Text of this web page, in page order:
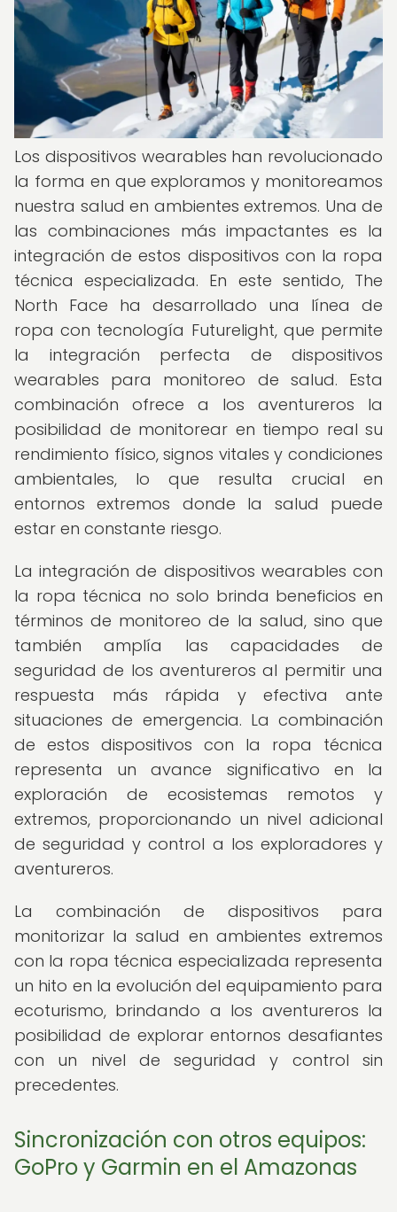
Los dispositivos wearables han revolucionado
la forma en que exploramos y monitoreamos
nuestra salud en ambientes extremos. Una de
las combinaciones más impactantes es la
integración de estos dispositivos con la ropa
técnica especializada. En este sentido, The
North Face ha desarrollado una línea de
ropa con tecnología Futurelight, que permite
la integración perfecta de dispositivos
wearables para monitoreo de salud. Esta
combinación ofrece a los aventureros la
posibilidad de monitorear en tiempo real su
rendimiento físico, signos vitales y condiciones
ambientales, lo que resulta crucial en
entornos extremos donde la salud puede
estar en constante riesgo.
La integración de dispositivos wearables con
la ropa técnica no solo brinda beneficios en
términos de monitoreo de la salud, sino que
también amplía las capacidades de
seguridad de los aventureros al permitir una
respuesta más rápida y efectiva ante
situaciones de emergencia. La combinación
de estos dispositivos con la ropa técnica
representa un avance significativo en la
exploración de ecosistemas remotos y
extremos, proporcionando un nivel adicional
de seguridad y control a los exploradores y
aventureros.
La combinación de dispositivos para
monitorizar la salud en ambientes extremos
con la ropa técnica especializada representa
un hito en la evolución del equipamiento para
ecoturismo, brindando a los aventureros la
posibilidad de explorar entornos desafiantes
con un nivel de seguridad y control sin
precedentes.
Sincronización con otros equipos:
GoPro y Garmin en el Amazonas